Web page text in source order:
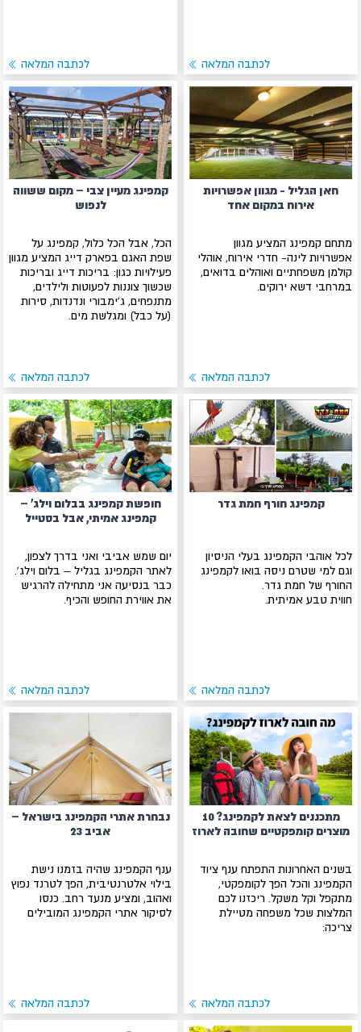
לכתבה המלאה לכתבה המלאה
חאן הגליל - מגוון אפשרויות
אירוח במקום אחד
מתחם קמפינג המציע מגוון
אפשרויות לינה- חדרי אירוח, אוהלי
קולמן משפחתיים ואוהלים בדואים,
במרחבי דשא ירוקים.
לכתבה המלאה
קמפינג מעיין צבי – מקום ששווה
לנפוש
הכל, אבל הכל כלול, קמפינג על
שפת האגם בפארק דייג המציע מגוון
פעילויות כגון: בריכות דייג ובריכות
שכשוך צוננות לפעוטות ולילדים,
מתנפחים, ג'ימבורי ונדנדות, סירות
(על כבל) ומגלשת מים.
לכתבה המלאה
קמפינג חורף חמת גדר
לכל אוהבי הקמפינג בעלי הניסיון
וגם למי שטרם ניסה בואו לקמפינג
החורף של חמת גדר.
חווית טבע אמיתית.
לכתבה המלאה
חופשת קמפינג בבלום וילג' –
קמפינג אמיתי, אבל בסטייל
יום שמש אביבי ואני בדרך לצפון,
לאתר הקמפינג בגליל – בלום וילג'.
כבר בנסיעה אני מתחילה להרגיש
את אווירת החופש והכיף.
לכתבה המלאה
מתכננים לצאת לקמפינג? 10
מוצרים קומפקטיים שחובה לארוז
בשנים האחרונות התפתח ענף ציוד
הקמפינג והכל הפך לקומפקטי,
מתקפל וקל משקל. ריכזנו לכם
המלצות שכל משפחה מטיילת
צריכה:
לכתבה המלאה
נבחרת אתרי הקמפינג בישראל –
אביב 23
ענף הקמפינג שהיה בזמנו נישת
בילוי אלטרנטיבית, הפך לטרנד נפוץ
ואהוב, ומציע מנעד רחב. כנסו
לסיקור אתרי הקמפינג המובילים
לכתבה המלאה